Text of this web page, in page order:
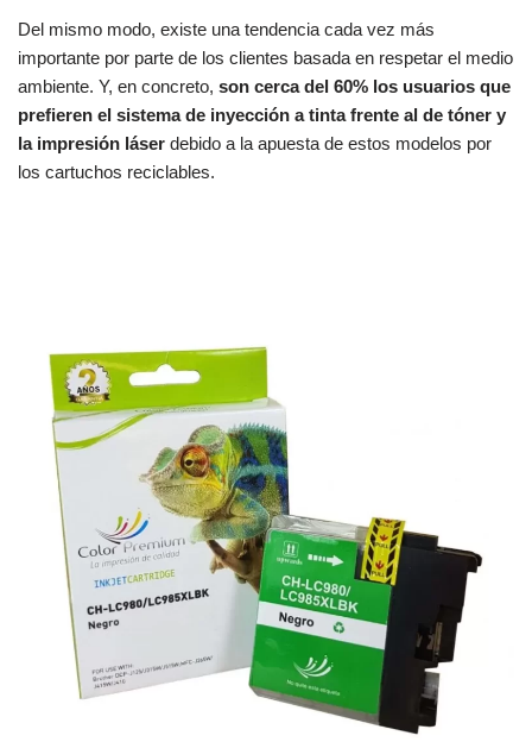
Del mismo modo, existe una tendencia cada vez más
importante por parte de los clientes basada en respetar el medio
ambiente. Y, en concreto, son cerca del 60% los usuarios que
prefieren el sistema de inyección a tinta frente al de tóner y
la impresión láser debido a la apuesta de estos modelos por
los cartuchos reciclables.